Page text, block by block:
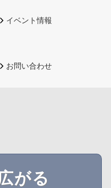
イベント情報
お問い合わせ
がる